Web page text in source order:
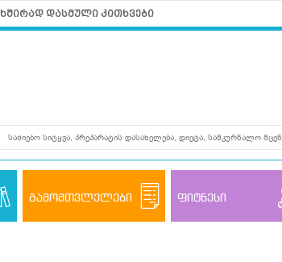
ხშირად დასმული კითხვები
გამომთვლელები ფიტნესი